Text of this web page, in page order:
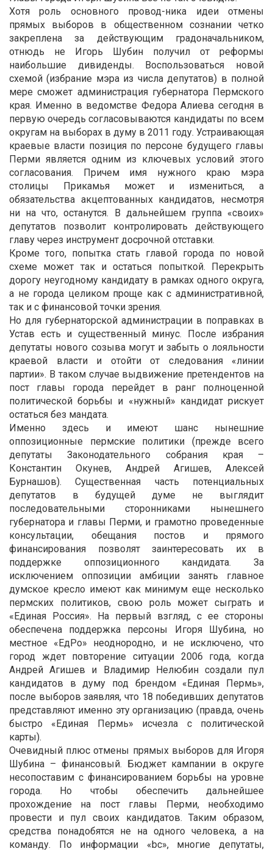
Хотя роль основного провод-ника идеи отмены
прямых выборов в общественном сознании четко
закреплена за действующим градоначальником,
отнюдь не Игорь Шубин получил от реформы
наибольшие дивиденды. Воспользоваться новой
схемой (избрание мэра из числа депутатов) в полной
мере сможет администрация губернатора Пермского
края. Именно в ведомстве Федора Алиева сегодня в
первую очередь согласовываются кандидаты по всем
округам на выборах в думу в 2011 году. Устраивающая
краевые власти позиция по персоне будущего главы
Перми является одним из ключевых условий этого
согласования. Причем имя нужного краю мэра
столицы Прикамья может и измениться, а
обязательства акцептованных кандидатов, несмотря
ни на что, останутся. В дальнейшем группа «своих»
депутатов позволит контролировать действующего
главу через инструмент досрочной отставки.
Кроме того, попытка стать главой города по новой
схеме может так и остаться попыткой. Перекрыть
дорогу неугодному кандидату в рамках одного округа,
а не города целиком проще как с административной,
так и с финансовой точки зрения.
Но для губернаторской администрации в поправках в
Устав есть и существенный минус. После избрания
депутаты нового созыва могут и забыть о лояльности
краевой власти и отойти от следования «линии
партии». В таком случае выдвижение претендентов на
пост главы города перейдет в ранг полноценной
политической борьбы и «нужный» кандидат рискует
остаться без мандата.
Именно здесь и имеют шанс нынешние
оппозиционные пермские политики (прежде всего
депутаты Законодательного собрания края –
Константин Окунев, Андрей Агишев, Алексей
Бурнашов). Существенная часть потенциальных
депутатов в будущей думе не выглядит
последовательными сторонниками нынешнего
губернатора и главы Перми, и грамотно проведенные
консультации, обещания постов и прямого
финансирования позволят заинтересовать их в
поддержке оппозиционного кандидата. За
исключением оппозиции амбиции занять главное
думское кресло имеют как минимум еще несколько
пермских политиков, свою роль может сыграть и
«Единая Россия». На первый взгляд, с ее стороны
обеспечена поддержка персоны Игоря Шубина, но
местное «ЕдРо» неоднородно, и не исключено, что
город ждет повторение ситуации 2006 года, когда
Андрей Агишев и Владимир Нелюбин создали пул
кандидатов в думу под брендом «Единая Пермь»,
после выборов заявляя, что 18 победивших депутатов
представляют именно эту организацию (правда, очень
быстро «Единая Пермь» исчезла с политической
карты).
Очевидный плюс отмены прямых выборов для Игоря
Шубина – финансовый. Бюджет кампании в округе
несопоставим с финансированием борьбы на уровне
города. Но чтобы обеспечить дальнейшее
прохождение на пост главы Перми, необходимо
провести и пул своих кандидатов. Таким образом,
средства понадобятся не на одного человека, а на
команду. По информации «bc», многие депутаты,